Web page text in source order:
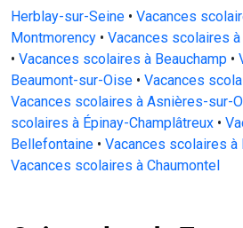
Herblay-sur-Seine • Vacances
Montmorency • Vacances scolaires
• Vacances scolaires à Beauchamp •
Beaumont-sur-Oise • Vacances
Vacances scolaires à Asnières-sur-
scolaires à Épinay-Champlâtreux •
Bellefontaine • Vacances scolaires à
Vacances scolaires à Chaumontel